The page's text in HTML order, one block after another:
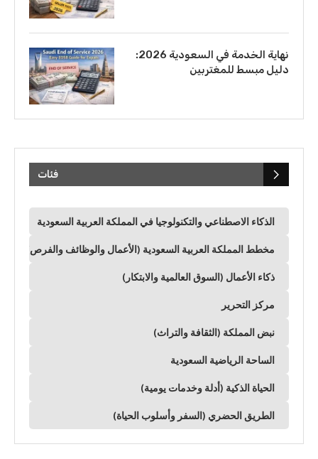
نهاية الخدمة في السعودية 2026:
دليل مبسط للمغتربين
فئات
الذكاء الاصطناعي والتكنولوجيا في المملكة العربية السعودية
مخطط المملكة العربية السعودية (الأعمال والوظائف والفرص)
ذكاء الأعمال (السوق العالمية والابتكار)
مركز التحرير
نبض المملكة (الثقافة والتراث)
الساحة الرياضية السعودية
الحياة الذكية (أدلة وخدمات يومية)
الطريق الحضري (السفر وأسلوب الحياة)